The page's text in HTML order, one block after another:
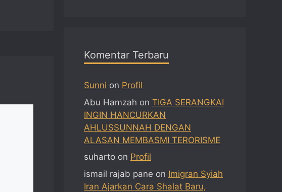
Komentar Terbaru
Sunni on Profil
Abu Hamzah on TIGA SERANGKAI
INGIN HANCURKAN
AHLUSSUNNAH DENGAN
ALASAN MEMBASMI TERORISME
suharto on Profil
ismail rajab pane on Imigran Syiah
Iran Ajarkan Cara Shalat Baru,